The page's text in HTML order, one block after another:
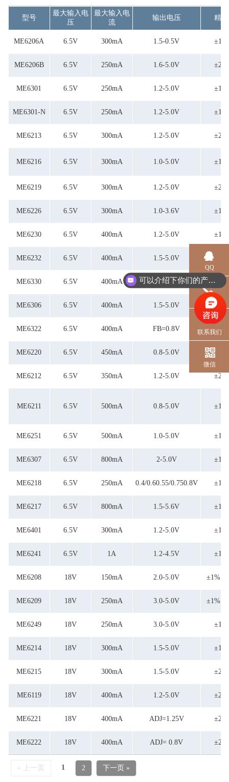
800mA
1.5-0.5V
1.5-12V
1.5-5.0V
1.5-5.6V
2.0-5.0V
3.0-5.0V
ADJ= 0.8V
型号
最大输入电
压
最大输入电
流
输出电压 精度
ME6206A 6.5V 300mA 1.5-0.5V ±1%
ME6206B 6.5V 250mA 1.6-5.0V ±2%
ME6301 6.5V 250mA 1.2-5.0V ±1%
ME6301-N 6.5V 250mA 1.2-5.0V ±1%
ME6213 6.5V 300mA 1.2-5.0V ±2%
ME6216 6.5V 300mA 1.0-5.0V ±1%
ME6219 6.5V 300mA 1.2-5.0V ±2%
ME6226 6.5V 300mA 1.0-3.6V ±1%
ME6230 6.5V 400mA 1.2-5.0V ±1%
ME6232 6.5V 400mA 1.5-5.0V
ME6330 6.5V 400mA 1.5-5.0V ±2%
ME6306 6.5V 400mA 1.5-5.0V ±1%
ME6322 6.5V 400mA FB=0.8V ±1%
ME6220 6.5V 450mA 0.8-5.0V ±1%
ME6212 6.5V 350mA 1.2-5.0V ±2%
ME6211 6.5V 500mA 0.8-5.0V ±1%
ME6251 6.5V 500mA 1.0-5.0V ±1%
ME6307 6.5V 800mA 2-5.0V ±1%
ME6218 6.5V 250mA 0.4/0.60.55/0.750.8V ±1%
ME6217 6.5V 800mA 1.5-5.6V ±1%
ME6401 6.5V 300mA 1.2-5.0V ±1%
ME6241 6.5V 1A 1.2-4.5V ±1%
ME6208 18V 150mA 2.0-5.0V ±1%
ME6209 18V 250mA 3.0-5.0V ±1%
ME6249 18V 250mA 3.0-5.0V ±1%
ME6214 18V 300mA 1.5-5.0V ±1%
ME6215 18V 300mA 1.5-5.0V ±2%
ME6119 18V 400mA 1.2-5.0V ±2%
ME6221 18V 400mA ADJ=1.25V ±2%
ME6222 18V 400mA ADJ= 0.8V ±2%
« 上一页 1 2 下一页 »
QQ
电话
联系我们
微信
可以介绍下你们的产品么？